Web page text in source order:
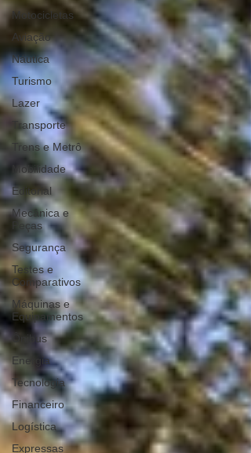
Motocicletas
Aviação
Náutica
Turismo
Lazer
Transporte
Trens e Metrô
Mobilidade
Editorial
Mecânica e
Peças
Segurança
Testes e
Comparativos
Máquinas e
Equipamentos
Ônibus
Energia
Tecnologia
Financeiro
Logística
Expressas